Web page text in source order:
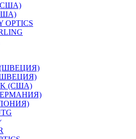
OPTICS
(ШВЕЦИЯ)
(США)